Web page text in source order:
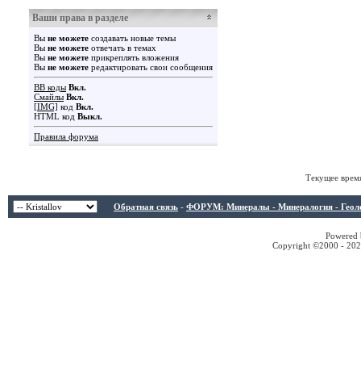
Ваши права в разделе
Вы не можете создавать новые темы
Вы не можете отвечать в темах
Вы не можете прикреплять вложения
Вы не можете редактировать свои сообщения
BB коды Вкл.
Смайлы Вкл.
[IMG] код Вкл.
HTML код Выкл.
Правила форума
Текущее
Обратная связь - ФОРУМ: Минералы - Минералогия -
Copyright ©2000 -